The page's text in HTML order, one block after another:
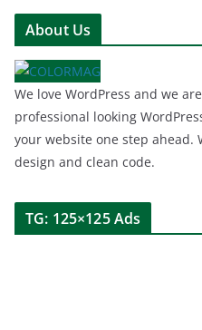
About Us
We love WordPress and we
professional looking
your website one step ahead.
design and clean code.
TG: 125×125 Ads